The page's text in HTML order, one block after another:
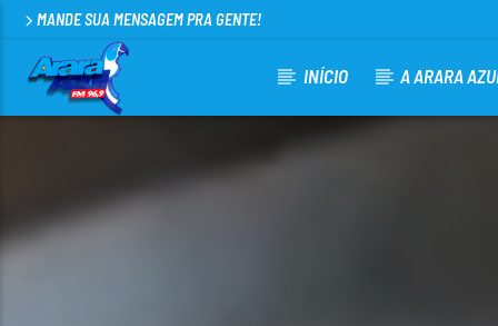
MANDE SUA MENSAGEM PRA GENTE!
INÍCIO A ARARA
ARARA AZUL FM 96,9